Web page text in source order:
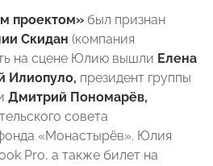
проектом» был признан
Скидан (компания
на сцене Юлию вышли Елена
Илиопуло, президент группы
Дмитрий Пономарёв,
совета
«Монастырёв». Юлия
Pro, а также билет на